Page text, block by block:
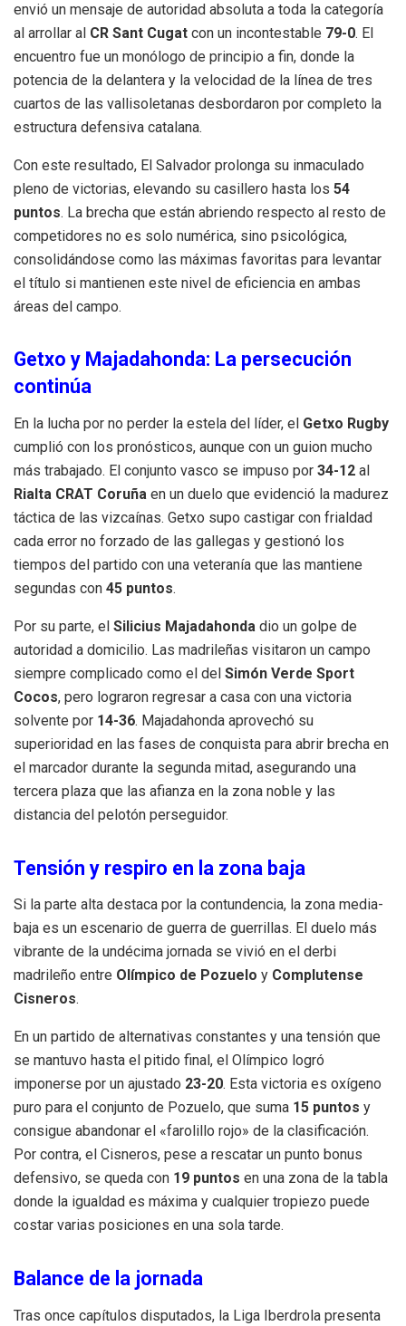
envió un mensaje de autoridad absoluta a toda la categoría
al arrollar al CR Sant Cugat con un incontestable 79-0. El
encuentro fue un monólogo de principio a fin, donde la
potencia de la delantera y la velocidad de la línea de tres
cuartos de las vallisoletanas desbordaron por completo la
estructura defensiva catalana.
Con este resultado, El Salvador prolonga su inmaculado
pleno de victorias, elevando su casillero hasta los 54
puntos. La brecha que están abriendo respecto al resto de
competidores no es solo numérica, sino psicológica,
consolidándose como las máximas favoritas para levantar
el título si mantienen este nivel de eficiencia en ambas
áreas del campo.
Getxo y Majadahonda: La persecución
continúa
En la lucha por no perder la estela del líder, el Getxo Rugby
cumplió con los pronósticos, aunque con un guion mucho
más trabajado. El conjunto vasco se impuso por 34-12 al
Rialta CRAT Coruña en un duelo que evidenció la madurez
táctica de las vizcaínas. Getxo supo castigar con frialdad
cada error no forzado de las gallegas y gestionó los
tiempos del partido con una veteranía que las mantiene
segundas con 45 puntos.
Por su parte, el Silicius Majadahonda dio un golpe de
autoridad a domicilio. Las madrileñas visitaron un campo
siempre complicado como el del Simón Verde Sport
Cocos, pero lograron regresar a casa con una victoria
solvente por 14-36. Majadahonda aprovechó su
superioridad en las fases de conquista para abrir brecha en
el marcador durante la segunda mitad, asegurando una
tercera plaza que las afianza en la zona noble y las
distancia del pelotón perseguidor.
Tensión y respiro en la zona baja
Si la parte alta destaca por la contundencia, la zona media-
baja es un escenario de guerra de guerrillas. El duelo más
vibrante de la undécima jornada se vivió en el derbi
madrileño entre Olímpico de Pozuelo y Complutense
Cisneros.
En un partido de alternativas constantes y una tensión que
se mantuvo hasta el pitido final, el Olímpico logró
imponerse por un ajustado 23-20. Esta victoria es oxígeno
puro para el conjunto de Pozuelo, que suma 15 puntos y
consigue abandonar el «farolillo rojo» de la clasificación.
Por contra, el Cisneros, pese a rescatar un punto bonus
defensivo, se queda con 19 puntos en una zona de la tabla
donde la igualdad es máxima y cualquier tropiezo puede
costar varias posiciones en una sola tarde.
Balance de la jornada
Tras once capítulos disputados, la Liga Iberdrola presenta